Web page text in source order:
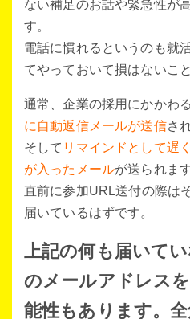
ない補足のお話や緊急性が
す。
電話に慣れるというのも就
てやっておいて損はないこ
通常、企業の採用にかかわ
に自動返信メールが送信さ
そして リマインドとして遅
が入ったメールが送られます
直前に参加URL送付の際は
届いているはずです。
上記の何も届いて
のメールアドレス
能性もあります。